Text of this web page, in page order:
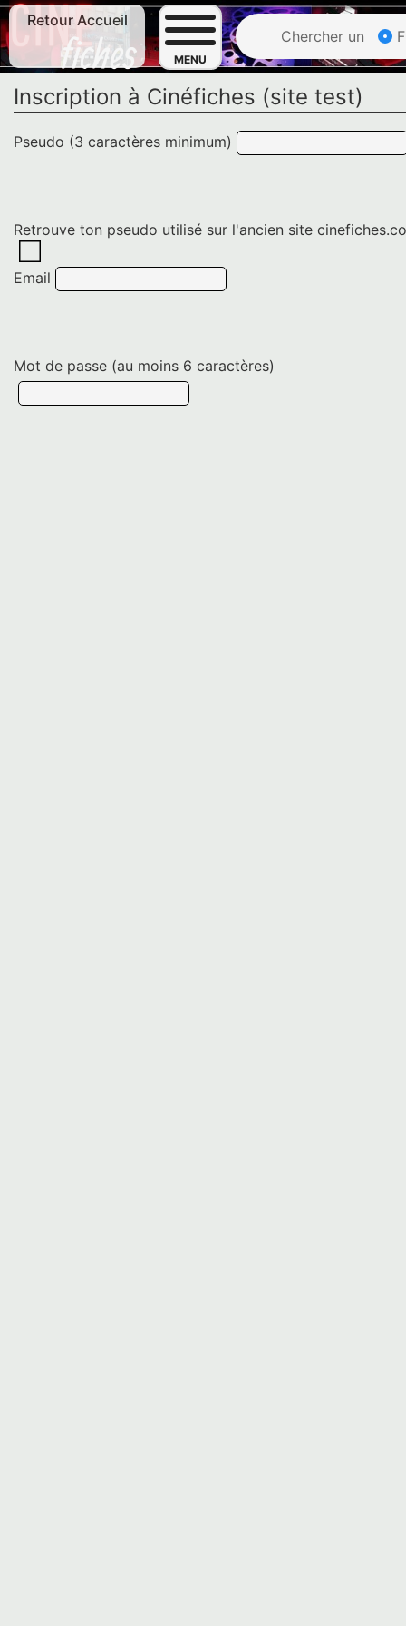
Retour Accueil
MENU
Chercher un
Inscription à Cinéfiches (site test)
Pseudo (3 caractères minimum)
Retrouve ton pseudo utilisé sur l'ancien site
Email
Mot de passe (au moins 6 caractères)